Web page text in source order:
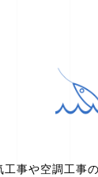
事や空調工事